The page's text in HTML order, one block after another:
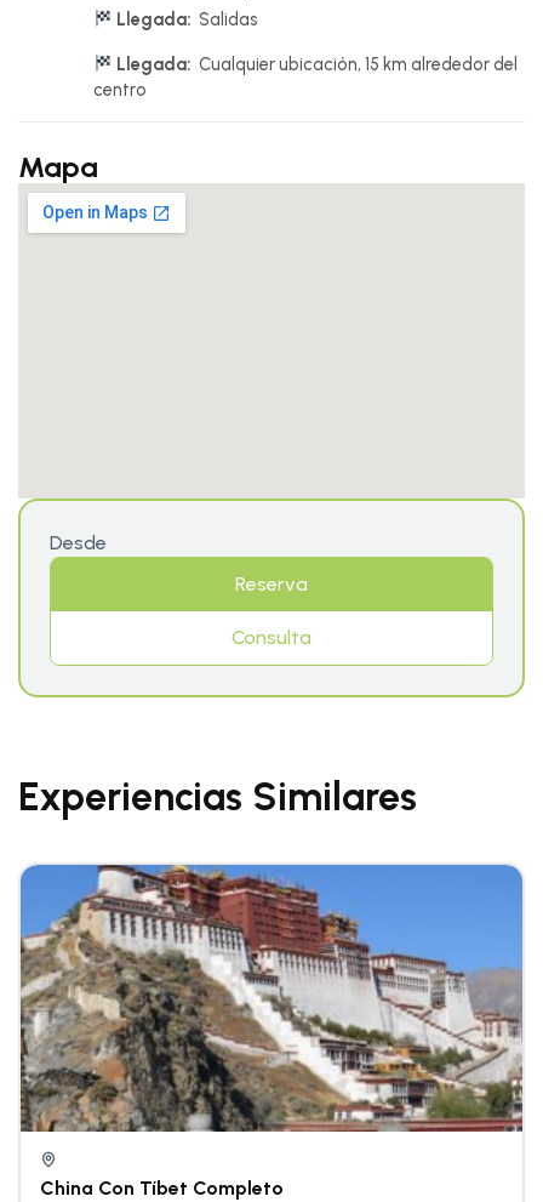
Llegada: Salidas
Llegada: Cualquier ubicación, 15 km alrededor del
centro
Mapa
Desde
Reserva
Consulta
Experiencias Similares
China Con Tíbet Completo